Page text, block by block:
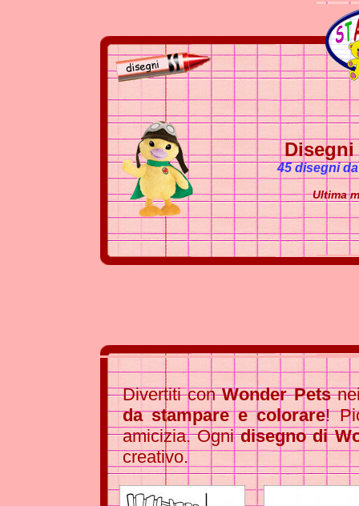
Disegni
45 disegni
Ultima
Divertiti conWonder Pets
da stampare e colorare!
amicizia. Ognidisegno di
creativo.